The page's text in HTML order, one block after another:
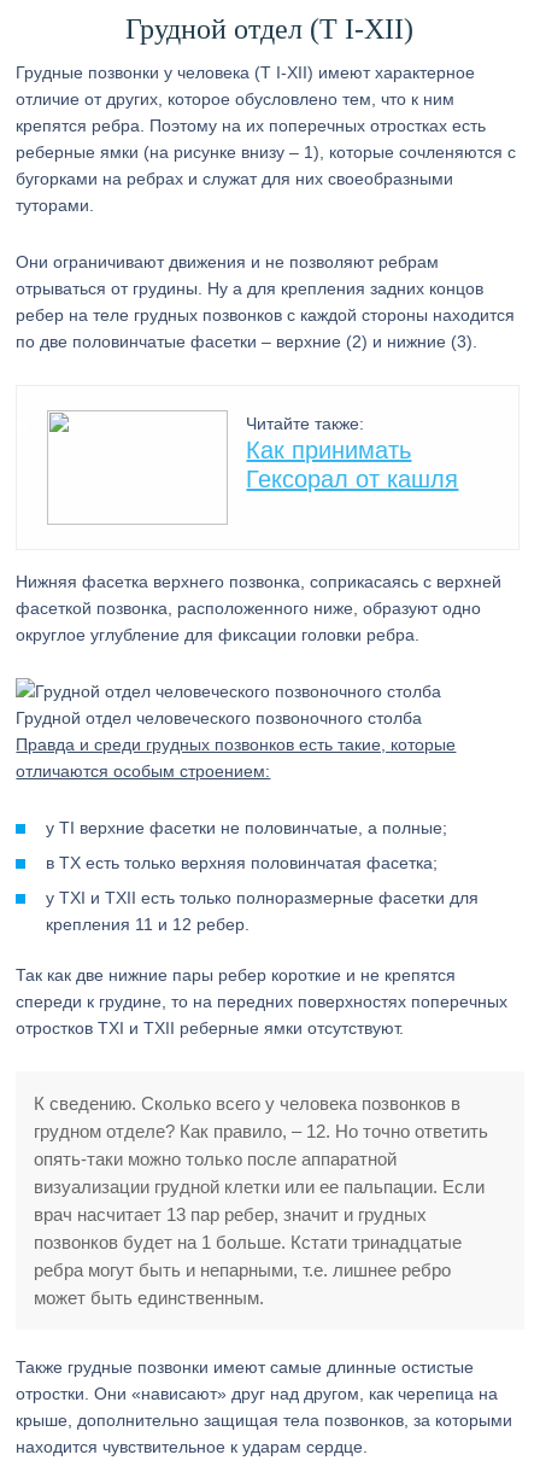
Грудной отдел (T I-XII)
Грудные позвонки у человека (Т I-XII) имеют характерное
отличие от других, которое обусловлено тем, что к ним
крепятся ребра. Поэтому на их поперечных отростках есть
реберные ямки (на рисунке внизу – 1), которые сочленяются с
бугорками на ребрах и служат для них своеобразными
туторами.
Они ограничивают движения и не позволяют ребрам
отрываться от грудины. Ну а для крепления задних концов
ребер на теле грудных позвонков с каждой стороны находится
по две половинчатые фасетки – верхние (2) и нижние (3).
Читайте также:
Как принимать
Гексорал от кашля
Нижняя фасетка верхнего позвонка, соприкасаясь с верхней
фасеткой позвонка, расположенного ниже, образуют одно
округлое углубление для фиксации головки ребра.
Грудной отдел человеческого позвоночного столба
Правда и среди грудных позвонков есть такие, которые
отличаются особым строением:
у ТI верхние фасетки не половинчатые, а полные;
в ТX есть только верхняя половинчатая фасетка;
у ТXI и TXII есть только полноразмерные фасетки для
крепления 11 и 12 ребер.
Так как две нижние пары ребер короткие и не крепятся
спереди к грудине, то на передних поверхностях поперечных
отростков TXI и TXII реберные ямки отсутствуют.
К сведению. Сколько всего у человека позвонков в
грудном отделе? Как правило, – 12. Но точно ответить
опять-таки можно только после аппаратной
визуализации грудной клетки или ее пальпации. Если
врач насчитает 13 пар ребер, значит и грудных
позвонков будет на 1 больше. Кстати тринадцатые
ребра могут быть и непарными, т.е. лишнее ребро
может быть единственным.
Также грудные позвонки имеют самые длинные остистые
отростки. Они «нависают» друг над другом, как черепица на
крыше, дополнительно защищая тела позвонков, за которыми
находится чувствительное к ударам сердце.